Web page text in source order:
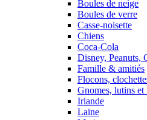
Boules de neige
Boules de verre
Casse-noisette
Chiens
Coca-Cola
Disney, Peanuts,
Famille & amitiés
Flocons,
Gnomes, lutins et
Irlande
Laine